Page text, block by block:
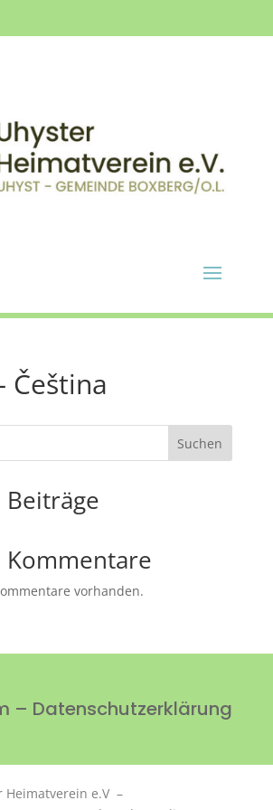
Čeština
Suchen
Beiträge
Kommentare
vorhanden.
– Datenschutzerklärung
e.V–